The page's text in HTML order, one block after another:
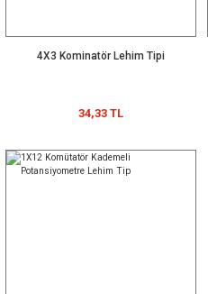
4X3 Kominatör Lehim Tipi
34,33 TL